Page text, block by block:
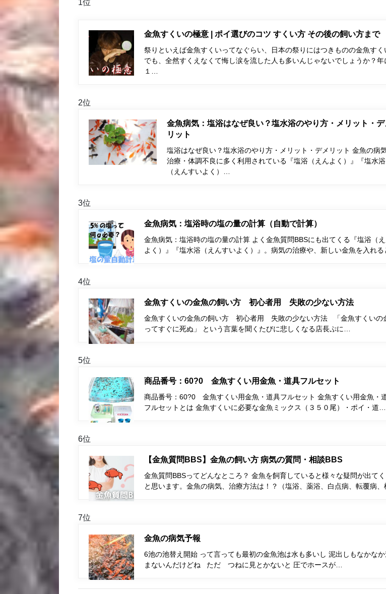
1位
金魚すくいの極意 | ポイ選びのコツ すくい方 その後の飼い方まで
祭りといえば金魚すくいってなぐらい、日本の祭りにはつきものの金魚すく
でも、全然すくえなくて悔し涙を流した人も多いんじゃないでしょうか？年
１…
2位
金魚病気：塩浴はなぜ良い？塩水浴のやり方・メリット・デ
リット
塩浴はなぜ良い？塩水浴のやり方・メリット・デメリット 金魚の病
治療・体調不良に多く利用されている『塩浴（えんよく）』『塩水浴
（えんすいよく）…
3位
金魚病気：塩浴時の塩の量の計算（自動で計算）
金魚病気：塩浴時の塩の量の計算 よく金魚質問BBSにも出てくる『塩浴（
よく）』『塩水浴（えんすいよく）』。病気の治療や、新しい金魚を入れ
4位
金魚すくいの金魚の飼い方 初心者用 失敗の少ない方法
金魚すくいの金魚の飼い方 初心者用 失敗の少ない方法 「金魚すくいの
ってすぐに死ぬ」 という言葉を聞くたびに悲しくなる店長ぷに…
5位
商品番号：60?0 金魚すくい用金魚・道具フルセット
商品番号：60?0 金魚すくい用金魚・道具フルセット 金魚すくい用金魚・
フルセットとは 金魚すくいに必要な金魚ミックス（３５０尾）・ポイ・道…
6位
【金魚質問BBS】金魚の飼い方 病気の質問・相談BBS
金魚質問BBSってどんなところ？ 金魚を飼育していると様々な疑問が出て
と思います。金魚の病気、治療方法は！？（塩浴、薬浴、白点病、転覆病
7位
金魚の病気予報
6池の池替え開始 って言っても最初の金魚池は水も多いし 泥出しもなかなか
まないんだけどね ただ つねに見とかないと 圧でホースが…